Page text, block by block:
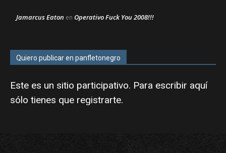
Jamarcus Eaton en Operativo Fuck You 2008!!!
Quiero publicar en panfletonegro
Este es un sitio participativo. Para escribir aquí
sólo tienes que registrarte.